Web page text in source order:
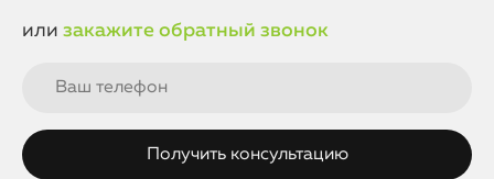
или закажите обратный звонок